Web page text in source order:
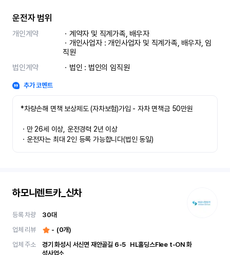
운전자 범위
개인계약
ㆍ계약자 및 직계가족, 배우자
ㆍ개인사업자 : 개인사업자 및 직계가족, 배우자, 임
직원
법인계약
ㆍ법인 : 법인의 임직원
추가 코멘트
*차량손해 면책 보상제도 (자차보험)가입 - 자차 면책금 50만원
ㆍ만 26세 이상, 운전경력 2년 이상
ㆍ운전자는 최대 2인 등록 가능합니다(법인 동일)
하모니렌트카_신차
등록 차량 30대
업체 리뷰
- (0개)
업체 주소
경기 화성시 서신면 재안골길 6-5	 HL홀딩스Flee t-ON 화
성사업소